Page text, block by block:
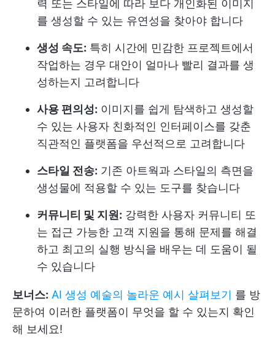
력 또는 스타일에 따라 보다 개인화된 이미지
를 생성할 수 있는 유연성을 찾아야 합니다
생성 속도: 특히 시간에 민감한 프로젝트에서
작업하는 경우 대안이 얼마나 빨리 결과를 생
성하는지 고려합니다
사용 편의성: 이미지를 쉽게 탐색하고 생성할
수 있는 사용자 친화적인 인터페이스를 갖춘
직관적인 플랫폼을 우선적으로 고려합니다
스타일 전송: 기존 아트웍과 스타일의 측면을
생성물에 적용할 수 있는 도구를 찾습니다
커뮤니티 및 지원: 강력한 사용자 커뮤니티 또
는 접근 가능한 고객 지원을 통해 문제를 해결
하고 최고의 실행 방식을 배우는 데 도움이 될
수 있습니다
보너스: AI 생성 예술의 놀라운 예시 살펴보기 를 방
문하여 이러한 플랫폼이 무엇을 할 수 있는지 확인
해 보세요!